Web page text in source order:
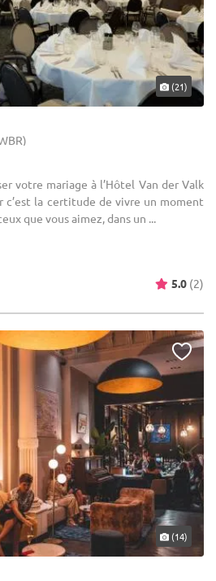
(21)
votre mariage à l’Hôtel Van der Valk
c’est la certitude de vivre un moment
que vous aimez, dans un ...
5.0 (2)
(14)